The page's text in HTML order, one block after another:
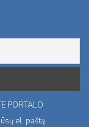
PORTALO
el. paštą.